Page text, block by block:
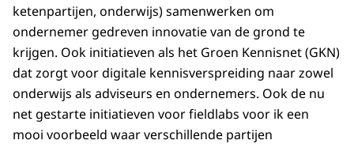
ketenpartijen, onderwijs) samenwerken om
ondernemer gedreven innovatie van de grond te
krijgen. Ook initiatieven als het Groen Kennisnet (GKN)
dat zorgt voor digitale kennisverspreiding naar zowel
onderwijs als adviseurs en ondernemers. Ook de nu
net gestarte initiatieven voor fieldlabs voor ik een
mooi voorbeeld waar verschillende partijen